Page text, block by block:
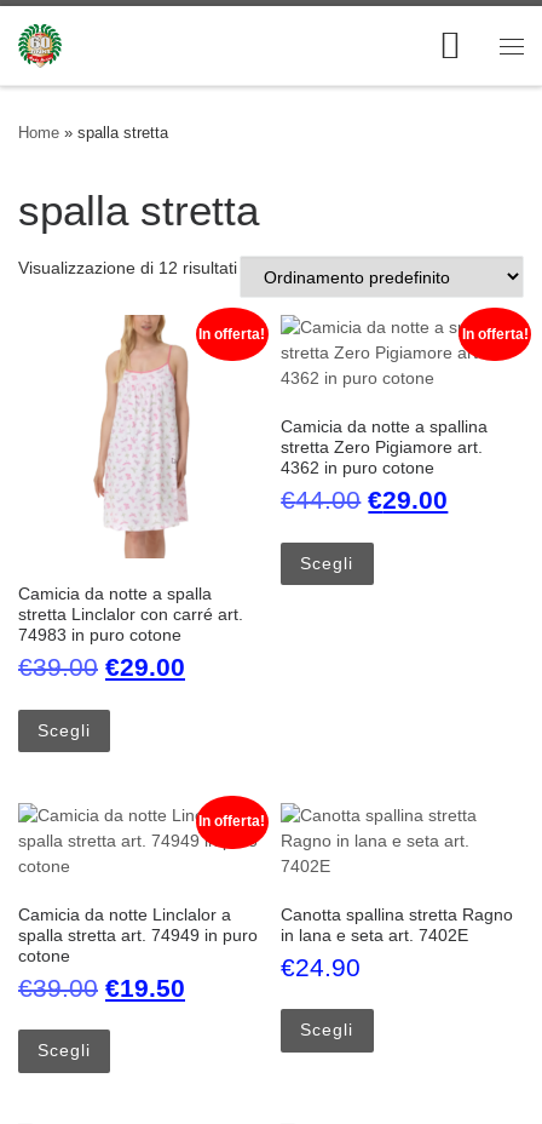
Skip to content
Home » spalla stretta
spalla stretta
Visualizzazione di 12 risultati
In offerta!
Camicia da notte a spalla
stretta Linclalor con carré art.
74983 in puro cotone
€39.00 Il prezzo originale era: €39.00.
€29.00
Scegli
In offerta!
Camicia da notte a spallina
stretta Zero Pigiamore art.
4362 in puro cotone
€44.00 Il prezzo
€29.00
Scegli
In offerta!
Camicia da notte Linclalor a
spalla stretta art. 74949 in puro
cotone
€39.00 Il prezzo originale era: €39.00.
€19.50
Scegli
Questo prodotto ha più varianti. Le opzioni possono
Canotta spallina stretta Ragno
in lana e seta art. 7402E
€24.90
Scegli